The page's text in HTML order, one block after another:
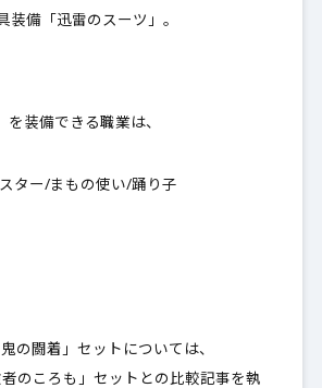
装備「迅雷のスーツ」。
を装備できる職業は、
ター/まもの使い/踊り子
の闘着」セットについては、
者のころも」セットとの比較記事を執